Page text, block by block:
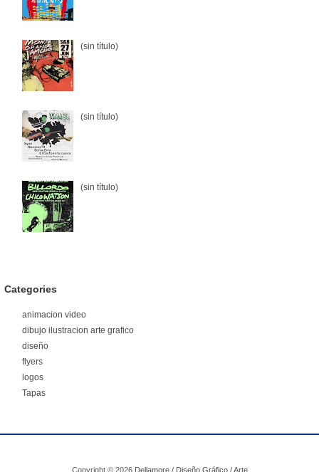
(sin título)
(sin título)
(sin título)
Categories
animacion video
dibujo ilustracion arte grafico
diseño
flyers
logos
Tapas
Copyright © 2026 Dellamore / Diseño Gráfico / Arte